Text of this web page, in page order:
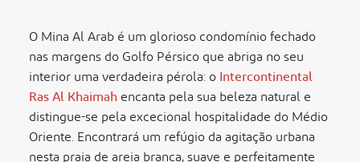
O Mina Al Arab é um glorioso condomínio fechado
nas margens do Golfo Pérsico que abriga no seu
interior uma verdadeira pérola: oIntercontinental
Ras Al Khaimahencanta pela sua beleza natural e
distingue-se pela excecional hospitalidade do Médio
Oriente. Encontrará um refúgio da agitação urbana